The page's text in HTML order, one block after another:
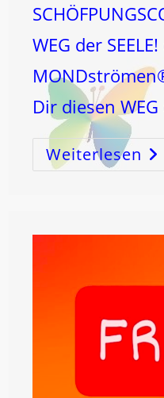
WEG der
Dir diesen
Weiterlesen Und
Der